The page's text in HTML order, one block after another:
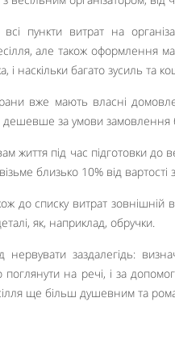
всі пункти витрат на
але також оформлення
і наскільки багато зусиль та
вже мають власні
дешевше за умови замовлення
життя під час підготовки до
близько 10% від вартості
до списку витрат зовнішній
як, наприклад, обручки.
нервувати заздалегідь:
поглянути на речі, і за
ще більш душевним та